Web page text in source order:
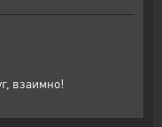
взаимно!